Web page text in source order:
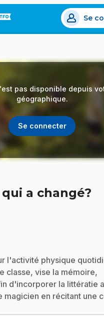
Se
pas disponible depuis
géographique.
Se connecter
a changé?
l'activité physique
classe, vise la mémoire,
d'incorporer la littératie
magicien en récitant une